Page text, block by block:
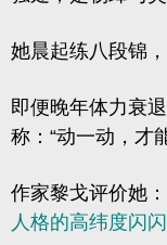
她晨起练八段锦
即便晚年体力衰
称：“动一动，才
作家黎戈评价她：
人格的高纬度闪